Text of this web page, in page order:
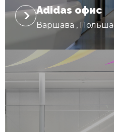
Adidas oфис
Варшава , Польша